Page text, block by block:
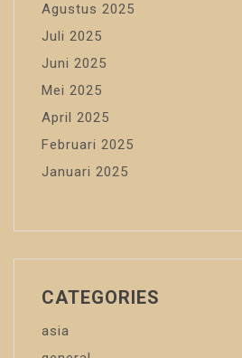
Agustus 2025
Juli 2025
Juni 2025
Mei 2025
April 2025
Februari 2025
Januari 2025
CATEGORIES
asia